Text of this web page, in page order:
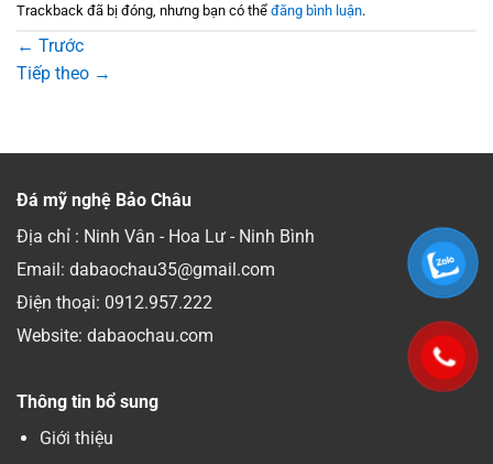
Trackback đã bị đóng, nhưng bạn có thể đăng bình luận.
← Trước
Tiếp theo →
Đá mỹ nghệ Bảo Châu
Địa chỉ : Ninh Vân - Hoa Lư - Ninh Bình
Email: dabaochau35@gmail.com
Điện thoại: 0912.957.222
Website: dabaochau.com
Thông tin bổ sung
Giới thiệu